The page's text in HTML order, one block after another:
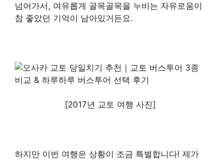
넘어가서, 여유롭게 골목골목을 누비는 자유로움이
참 좋았던 기억이 남아있거든요.
[2017년 교토 여행 사진]
하지만 이번 여행은 상황이 조금 특별합니다! 제가